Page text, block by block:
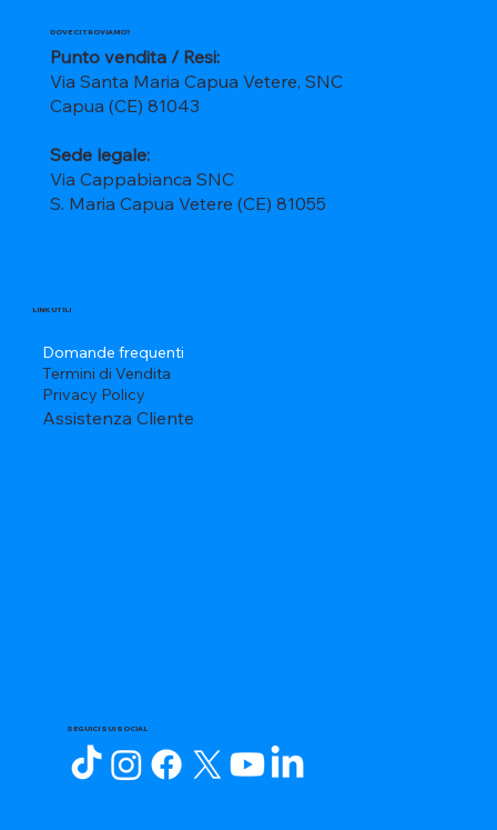
DOVE CI TROVIAMO?
Punto vendita / Resi:
Via Santa Maria Capua Vetere, SNC
Capua (CE) 81043
Sede legale:
Via Cappabianca SNC
S. Maria Capua Vetere (CE) 81055
LINK UTILI
Domande frequenti
Termini di Vendita
Privacy Policy
Assistenza Cliente
SEGUICI SUI SOCIAL